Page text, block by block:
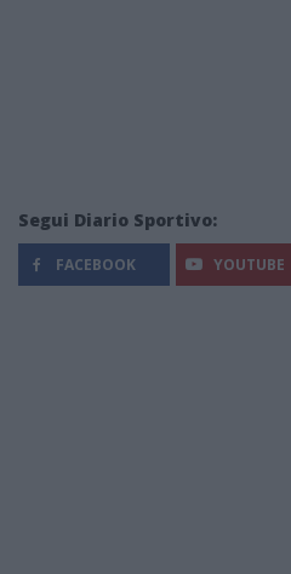
Segui Diario Sportivo:
FACEBOOK YOUTUBE